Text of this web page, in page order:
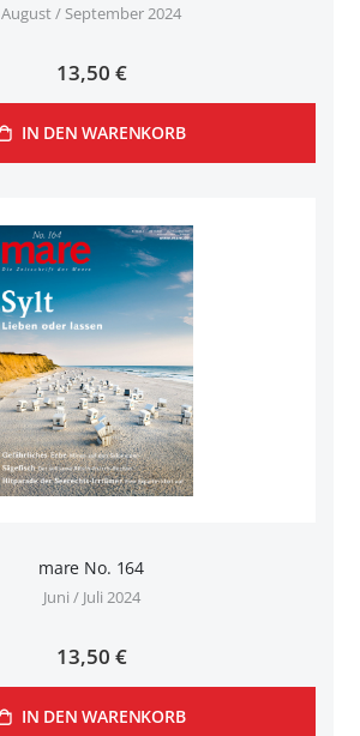
August / September 2024
13,50 €
IN DEN WARENKORB
mare No. 164
Juni / Juli 2024
13,50 €
IN DEN WARENKORB